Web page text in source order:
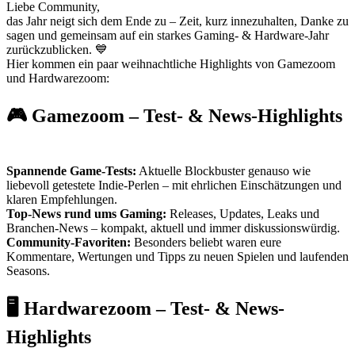
Liebe Community,
das Jahr neigt sich dem Ende zu – Zeit, kurz innezuhalten, Danke zu
sagen und gemeinsam auf ein starkes Gaming- & Hardware-Jahr
zurückzublicken. 💙
Hier kommen ein paar weihnachtliche Highlights von Gamezoom
und Hardwarezoom:
🎮 Gamezoom – Test- & News-Highlights
Spannende Game-Tests: Aktuelle Blockbuster genauso wie
liebevoll getestete Indie-Perlen – mit ehrlichen Einschätzungen und
klaren Empfehlungen.
Top-News rund ums Gaming: Releases, Updates, Leaks und
Branchen-News – kompakt, aktuell und immer diskussionswürdig.
Community-Favoriten: Besonders beliebt waren eure
Kommentare, Wertungen und Tipps zu neuen Spielen und laufenden
Seasons.
🖥️ Hardwarezoom – Test- & News-
Highlights